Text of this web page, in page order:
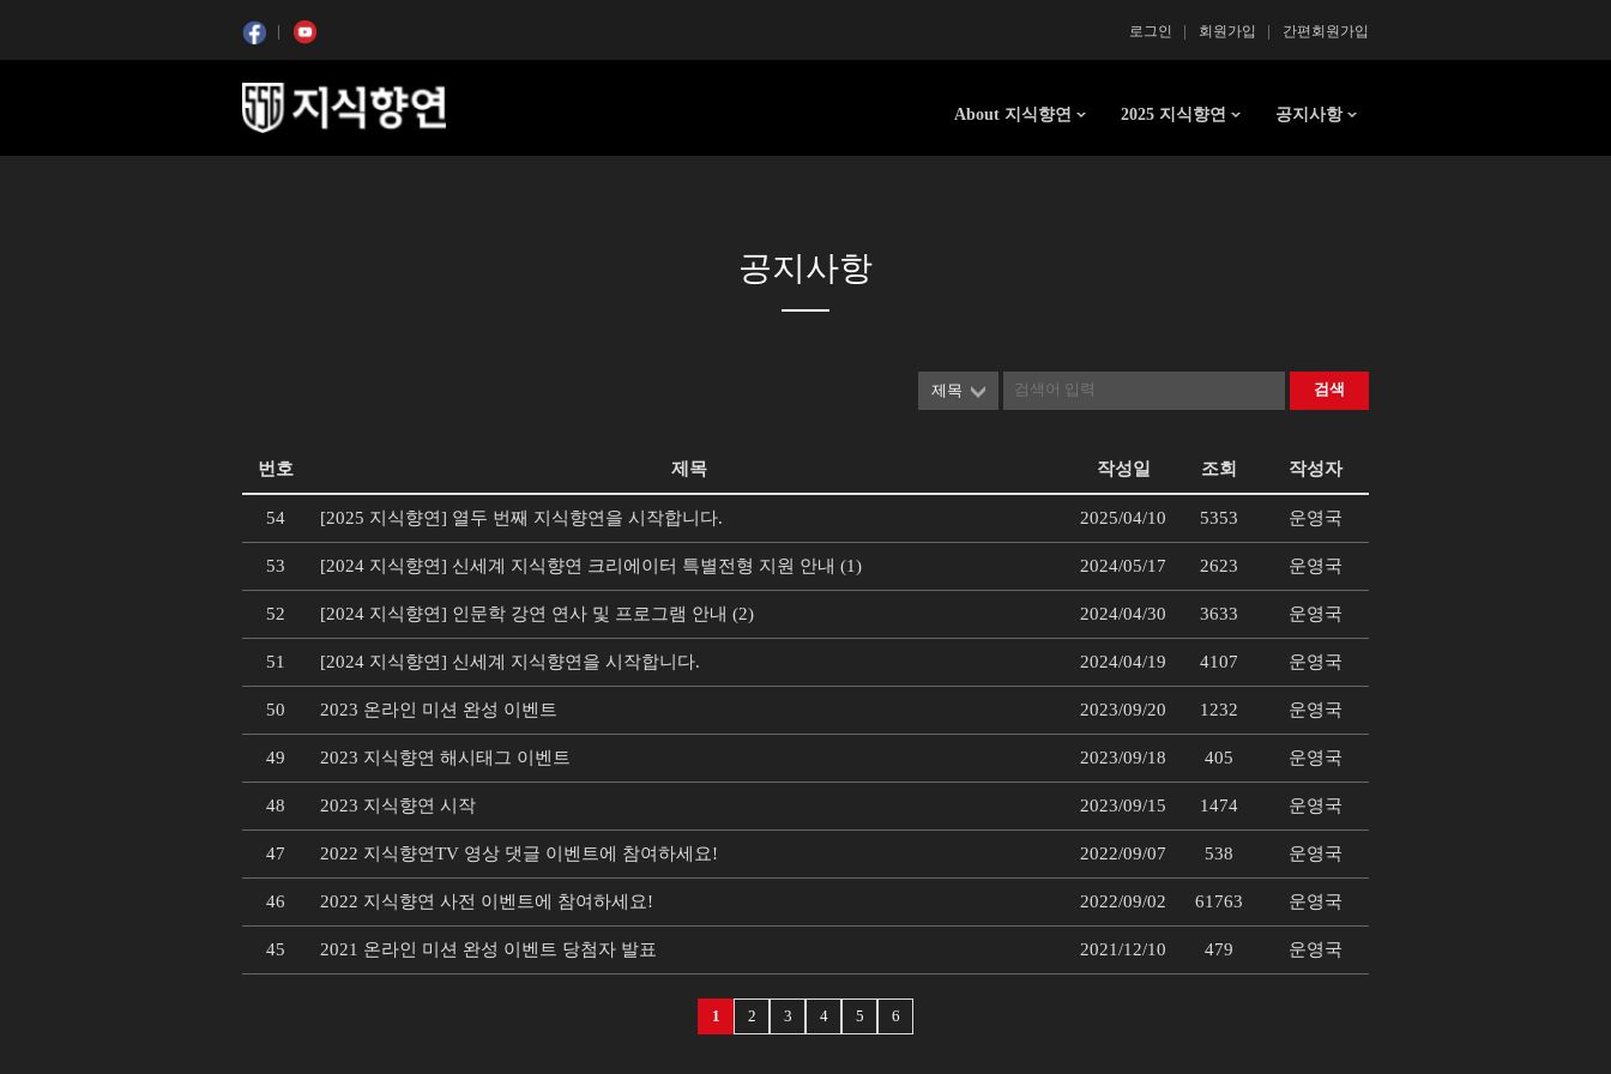
간편회원가입
회원가입
로그인
About 지식향연 2025 지식향연 공지사항
공지사항
제목 검색
번호 제목 작성일 조회 작성자
54 [2025 지식향연] 열두 번째 지식향연을 시작합니다. 2025/04/10 5353 운영국
53 [2024 지식향연] 신세계 지식향연 크리에이터 특별전형 지원 안내 (1) 2024/05/17 2623 운영국
52 [2024 지식향연] 인문학 강연 연사 및 프로그램 안내 (2) 2024/04/30 3633 운영국
51 [2024 지식향연] 신세계 지식향연을 시작합니다. 2024/04/19 4107 운영국
50 2023 온라인 미션 완성 이벤트 2023/09/20 1232 운영국
49 2023 지식향연 해시태그 이벤트 2023/09/18 405 운영국
48 2023 지식향연 시작 2023/09/15 1474 운영국
47 2022 지식향연TV 영상 댓글 이벤트에 참여하세요! 2022/09/07 538 운영국
46 2022 지식향연 사전 이벤트에 참여하세요! 2022/09/02 61763 운영국
45 2021 온라인 미션 완성 이벤트 당첨자 발표 2021/12/10 479 운영국
1 2 3 4 5 6